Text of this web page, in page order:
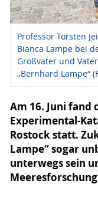
Professor Torsten
Bianca Lampe bei
Großvater und
„Bernhard Lampe“
Am 16. Juni fand
Experimental-
Rostock statt.
Lampe“ sogar
unterwegs sein